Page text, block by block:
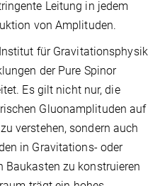
Leitung in jedem
von Amplituden.
für Gravitationsphysik
der Pure Spinor
Es gilt nicht nur, die
Gluonamplituden auf
verstehen, sondern auch
in Gravitations- oder
Baukasten zu konstruieren